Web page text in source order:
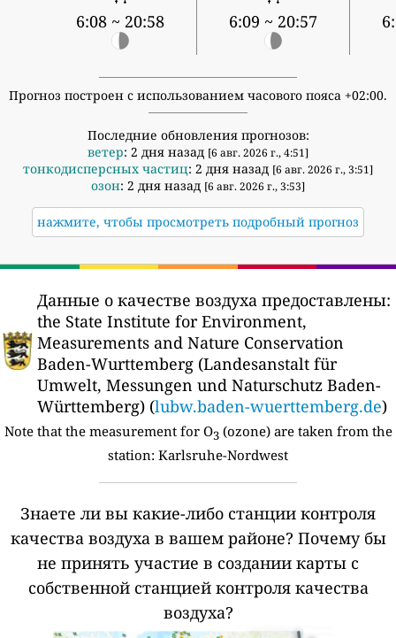
6:08 ~ 20:58 6:09 ~ 20:57
Прогноз построен с использованием часового пояса +02:00.
Последние обновления прогнозов:
ветер: 2 дня назад [6 авг. 2026 г., 4:51]
тонкодисперсных частиц: 2 дня назад [6 авг. 2026 г., 3:51]
озон: 2 дня назад [6 авг. 2026 г., 3:53]
нажмите, чтобы просмотреть подробный прогноз
Данные о качестве воздуха предоставлены:
the State Institute for Environment,
Measurements and Nature Conservation
Baden-Wurttemberg (Landesanstalt für
Umwelt, Messungen und Naturschutz Baden-
Württemberg) (lubw.baden-wuerttemberg.de)
Note that the measurement for O3(ozone) are taken from the
station: Karlsruhe-Nordwest
Знаете ли вы какие-либо станции контроля
качества воздуха в вашем районе? Почему бы
не принять участие в создании карты с
собственной станцией контроля качества
воздуха?